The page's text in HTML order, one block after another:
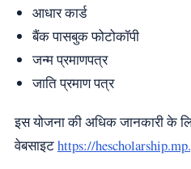
आधार कार्ड
बैंक पासबुक फोटोकॉपी
जन्म प्रमाणपत्र
जाति प्रमाण पत्र
इस योजना की अधिक जानकारी के
वेबसाइटhttps://